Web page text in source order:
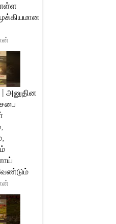
| அனுதின